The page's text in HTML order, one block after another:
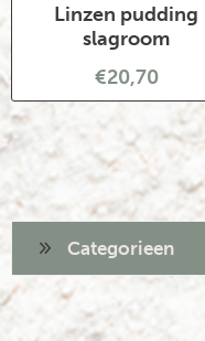
Linzen pudding
slagroom
€20,70
Categorieen